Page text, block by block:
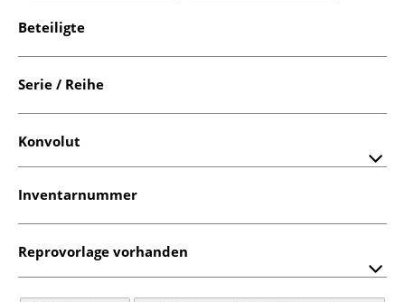
Beteiligte
Serie / Reihe
Konvolut
Inventarnummer
Reprovorlage vorhanden